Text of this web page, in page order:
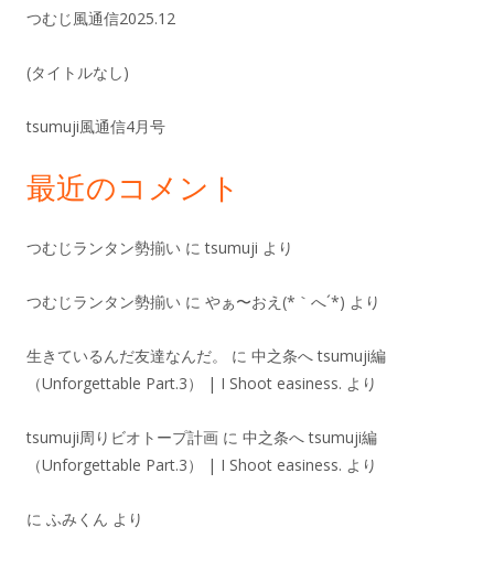
つむじ風通信2025.12
(タイトルなし)
tsumuji風通信4月号
最近のコメント
つむじランタン勢揃い にtsumuji より
つむじランタン勢揃い に やぁ〜おえ(*｀へ´*) より
生きているんだ友達なんだ。 に 中之条へ tsumuji編
（Unforgettable Part.3） | I Shoot easiness. より
tsumuji周りビオトープ計画 に 中之条へ tsumuji編
（Unforgettable Part.3） | I Shoot easiness. より
に ふみくん より